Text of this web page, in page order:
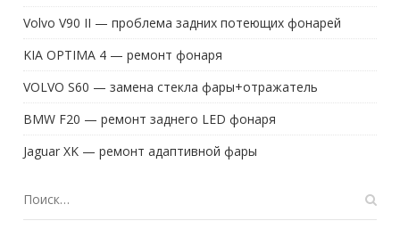
Volvo V90 II — проблема задних потеющих фонарей
KIA OPTIMA 4 — ремонт фонаря
VOLVO S60 — замена стекла фары+отражатель
BMW F20 — ремонт заднего LED фонаря
Jaguar XK — ремонт адаптивной фары